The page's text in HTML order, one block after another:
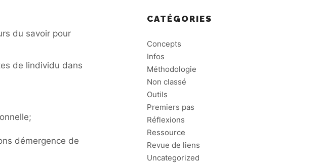
du savoir pour
de lindividu dans
démergence de
CATÉGORIES
Concepts
Infos
Méthodologie
Non classé
Outils
Premiers pas
Réflexions
Ressource
Revue de liens
Uncategorized